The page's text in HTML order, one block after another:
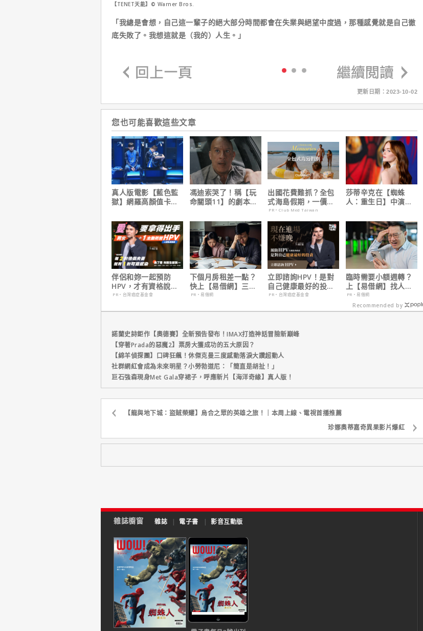
【TENET天能】© Warner Bros.
「我總是會想，自己這一輩子的絕大部分時間都會在失業與絕望中度過，那種感覺就是自己徹
底失敗了。我想這就是（我的）人生。」
更新日期：2023-10-02
您也可能喜歡這些文章
真人版電影【藍色監
獄】網羅高顏值卡司
馮迪索哭了！稱【玩
命關頭11】的劇本是
出國花費難抓？全包
式海島假期，一價搞
定食宿玩樂，省錢更
省心！
PR・Club Med Taiwan
莎蒂辛克在【蜘蛛
人：重生日】中演的
下伏筆？
伴侶和妳一起預防
HPV，才有資格說愛
妳！
PR・台灣癌症基金會
下個月房租差一點？
快上【易借網】三分
鐘解決燃眉之急
PR・易借網
立即諮詢HPV！是對
自己健康最好的投
資，把握現在不嫌
PR・台灣癌症基金會
臨時需要小額週轉？
上【易借網】找人
幫！資金快速到位
PR・易借網
Recommended by
諾蘭史詩鉅作【奧德賽】全新預告發布！IMAX打造神話冒險新巔峰
【穿著Prada的惡魔2】票房大獲成功的五大原因？
【綿羊偵探團】口碑狂飆！休傑克曼三度感動落淚大讚超動人
社群網紅會成為未來明星？小勞勃道尼：「簡直是胡扯！」
巨石強森現身Met Gala穿裙子，呼應新片【海洋奇緣】真人版！
【龍與地下城：盜賊榮耀】烏合之眾的英雄之旅！｜本周上線、電視首播推薦
珍娜奧蒂嘉奇異果影片爆紅
雜誌櫥窗 雜誌 | 電子書 | 影音互動版